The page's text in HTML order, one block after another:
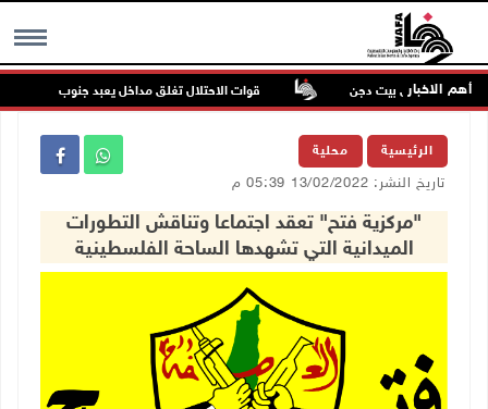
MENU أهم الاخبارفي بيت دجن قوات الاحتلال تغلق مداخل يعبد جنوب غرب جنين
الرئيسية محلية
تاريخ النشر: 13/02/2022 05:39 م
"مركزية فتح" تعقد اجتماعا وتناقش التطورات
الميدانية التي تشهدها الساحة الفلسطينية